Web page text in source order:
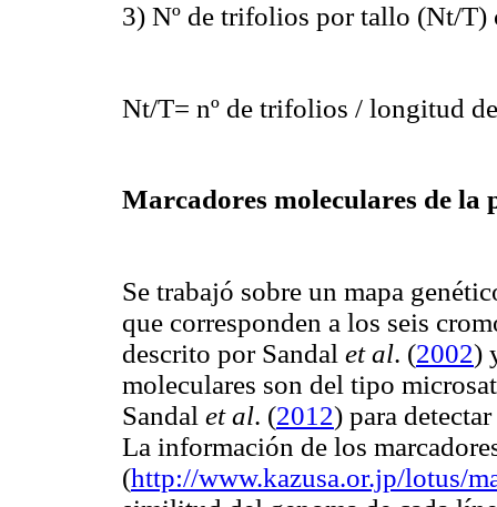
3) Nº de trifolios por tallo (Nt/T)
Nt/T= nº de trifolios / longitud
Marcadores moleculares de la
Se trabajó sobre un mapa
que corresponden a los seis
descrito por Sandal et al. (2002)
moleculares son del tipo
Sandal et al. (2012) para
La información de los
(http://www.kazusa.or.jp/lotus/